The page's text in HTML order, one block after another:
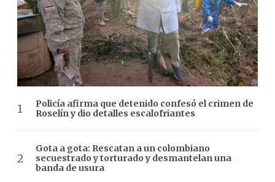
Policía afirma que detenido confesó el crimen de
Roselín y dio detalles escalofriantes
Gota a gota: Rescatan a un colombiano
secuestrado y torturado y desmantelan una
banda de usura